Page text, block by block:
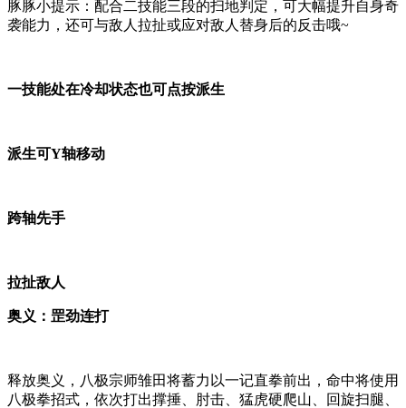
豚豚小提示：配合二技能三段的扫地判定，可大幅提升自身奇
袭能力，还可与敌人拉扯或应对敌人替身后的反击哦~
一技能处在冷却状态也可点按派生
派生可Y轴移动
跨轴先手
拉扯敌人
奥义：罡劲连打
释放奥义，八极宗师雏田将蓄力以一记直拳前出，命中将使用
八极拳招式，依次打出撑捶、肘击、猛虎硬爬山、回旋扫腿、